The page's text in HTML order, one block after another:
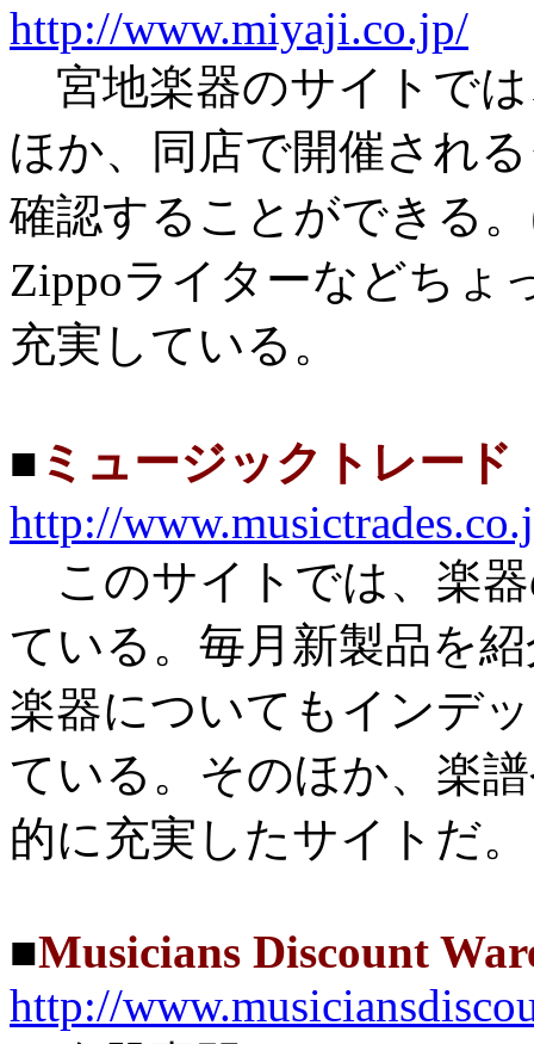
http://www.miyaji.co.jp/
宮地楽器のサイトで
ほか、同店で開催され
確認することができる
Zippoライターなどちょ
充実している。
■ ミュージックトレード
http://
このサイトでは、楽
ている。毎月新製品を
楽器についてもインデ
ている。そのほか、楽
的に充実したサイトだ。
■Musicians Discount
http://